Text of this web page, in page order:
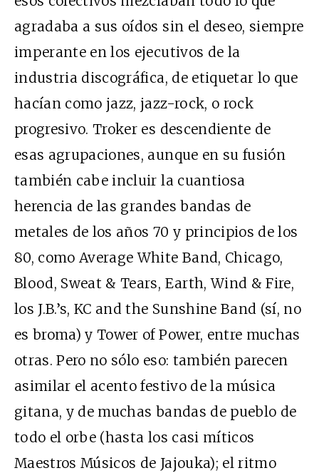
agradaba a sus oídos sin el deseo, siempre
imperante en los ejecutivos de la
industria discográfica, de etiquetar lo que
hacían como jazz, jazz-rock, o rock
progresivo. Troker es descendiente de
esas agrupaciones, aunque en su fusión
también cabe incluir la cuantiosa
herencia de las grandes bandas de
metales de los años 70 y principios de los
80, como Average White Band, Chicago,
Blood, Sweat & Tears, Earth, Wind & Fire,
los J.B.’s, KC and the Sunshine Band (sí, no
es broma) y Tower of Power, entre muchas
otras. Pero no sólo eso: también parecen
asimilar el acento festivo de la música
gitana, y de muchas bandas de pueblo de
todo el orbe (hasta los casi míticos
Maestros Músicos de Jajouka); el ritmo